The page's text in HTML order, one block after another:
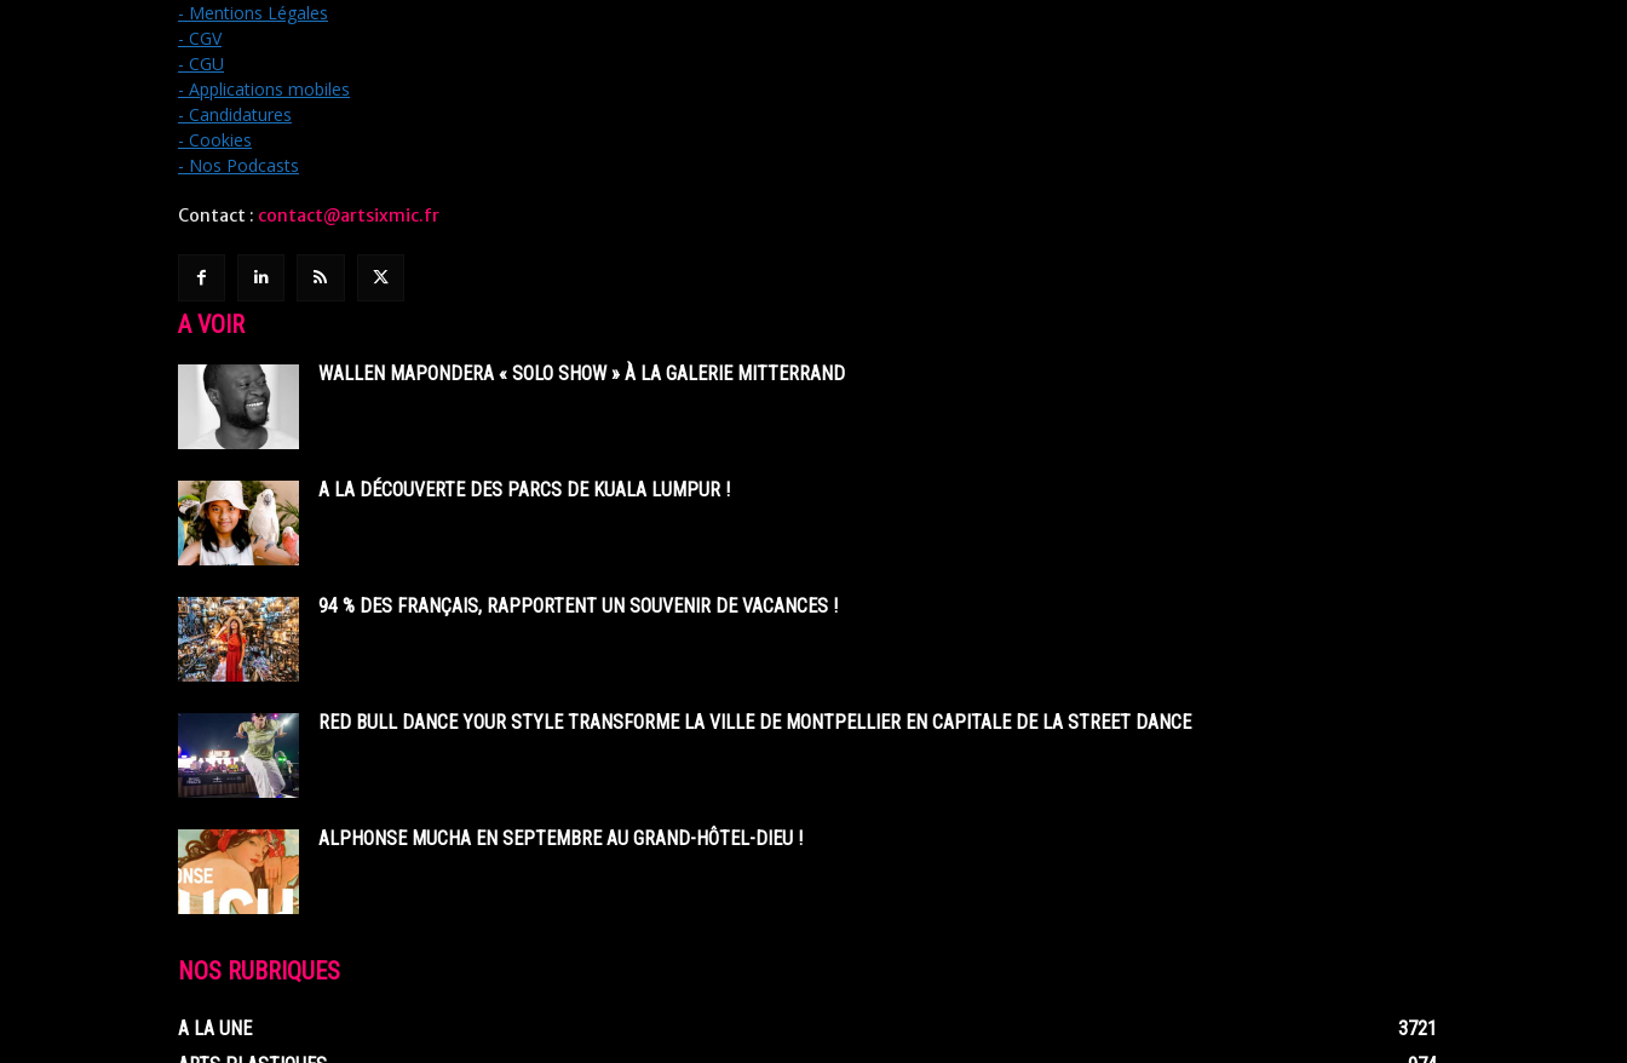
- Mentions Légales
- CGV
- CGU
- Applications mobiles
- Candidatures
- Cookies
- Nos Podcasts
Contact : contact@artsixmic.fr
A VOIR
WALLEN MAPONDERA « SOLO SHOW » À LA GALERIE MITTERRAND
A LA DÉCOUVERTE DES PARCS DE KUALA LUMPUR !
94 % DES FRANÇAIS, RAPPORTENT UN SOUVENIR DE VACANCES !
RED BULL DANCE YOUR STYLE TRANSFORME LA VILLE DE MONTPELLIER EN CAPITALE DE LA STREET DANCE
ALPHONSE MUCHA EN SEPTEMBRE AU GRAND-HÔTEL-DIEU !
NOS RUBRIQUES
A LA UNE
3721